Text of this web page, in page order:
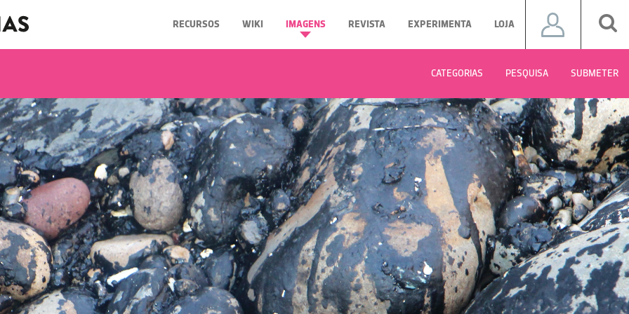
RECURSOS WIKI IMAGENS REVISTA EXPERIMENTA LOJA
CATEGORIAS PESQUISA SUBMETER